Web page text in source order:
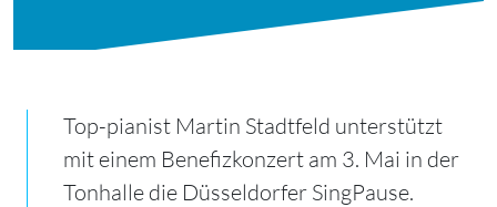
Top-pianist Martin Stadtfeld unterstützt
mit einem Benefizkonzert am 3. Mai in der
Tonhalle die Düsseldorfer SingPause.